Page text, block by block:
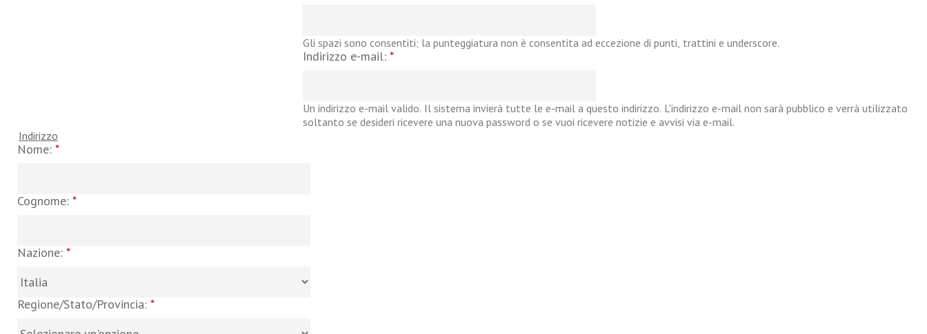
Gli spazi sono consentiti; la punteggiatura non è consentita ad eccezione di punti, trattini e underscore.
Indirizzo e-mail: *
Un indirizzo e-mail valido. Il sistema invierà tutte le e-mail a questo indirizzo. L'indirizzo e-mail non sarà pubblico e verrà utilizzato
soltanto se desideri ricevere una nuova password o se vuoi ricevere notizie e avvisi via e-mail.
Indirizzo
Nome: *
Cognome: *
Nazione: *
Regione/Stato/Provincia: *